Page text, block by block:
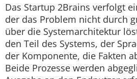
Das Startup 2Brains verfolgt
der das Problem nicht durch
über die Systemarchitektur
den Teil des Systems, der
der Komponente, die Fakten
Beide Prozesse werden